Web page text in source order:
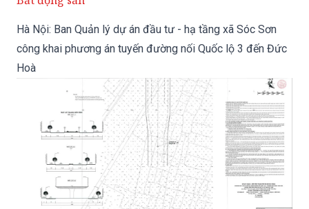
Bất động sản
Hà Nội: Ban Quản lý dự án đầu tư - hạ tầng xã Sóc Sơn
công khai phương án tuyến đường nối Quốc lộ 3 đến Đức